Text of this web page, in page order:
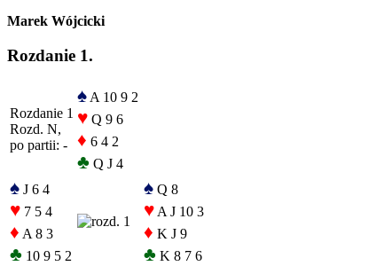
Marek Wójcicki
Rozdanie 1.
Rozdanie 1
Rozd. N,
po partii: -
♠ A 10 9 2
♥ Q 9 6
♦ 6 4 2
♣ Q J 4
♠ J 6 4
♥ 7 5 4
♦ A 8 3
♣ 10 9 5 2
♠ Q 8
♥ A J 10 3
♦ K J 9
♣ K 8 7 6